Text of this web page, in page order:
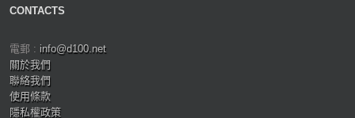
CONTACTS
電郵 : info@d100.net
關於我們
聯絡我們
使用條款
隱私權政策